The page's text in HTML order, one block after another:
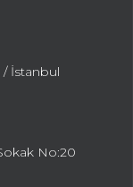
/ İstanbul
No:20